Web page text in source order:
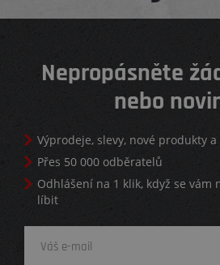
Nepropásněte
nebo
Výprodeje, slevy, nové produkty
Přes 50 000 odběratelů
Odhlášení na 1 klik, když se vám
líbit